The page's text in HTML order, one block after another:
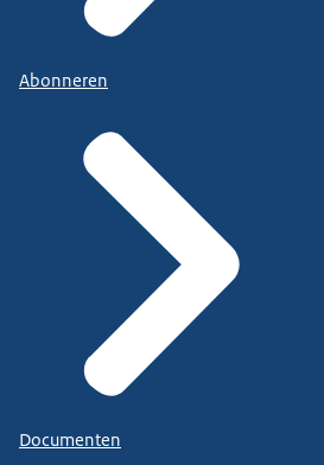
Abonneren
Documenten